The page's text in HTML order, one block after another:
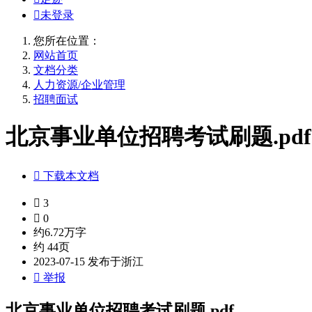
未登录
您所在位置：
网站首页
文档分类
人力资源/企业管理
招聘面试
北京事业单位招聘考试刷题.pdf
 下载本文档
 3
 0
约6.72万字
约 44页
2023-07-15 发布于浙江
 举报